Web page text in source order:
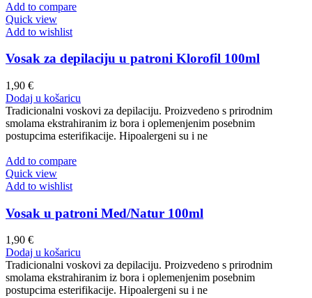
Add to compare
Quick view
Add to wishlist
Vosak za depilaciju u patroni Klorofil 100ml
1,90 €
Dodaj u košaricu
Tradicionalni voskovi za depilaciju. Proizvedeno s prirodnim
smolama ekstrahiranim iz bora i oplemenjenim posebnim
postupcima esterifikacije. Hipoalergeni su i ne
Add to compare
Quick view
Add to wishlist
Vosak u patroni Med/Natur 100ml
1,90 €
Dodaj u košaricu
Tradicionalni voskovi za depilaciju. Proizvedeno s prirodnim
smolama ekstrahiranim iz bora i oplemenjenim posebnim
postupcima esterifikacije. Hipoalergeni su i ne